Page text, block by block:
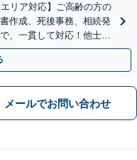
リア対応】ご高齢の方の
作成、死後事務、相続発
、一貫して対応！他士業
面談対応】
メールでお問い合わせ